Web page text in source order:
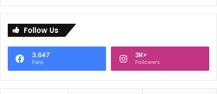
Follow Us
3,647
Fans
3K+
Followers